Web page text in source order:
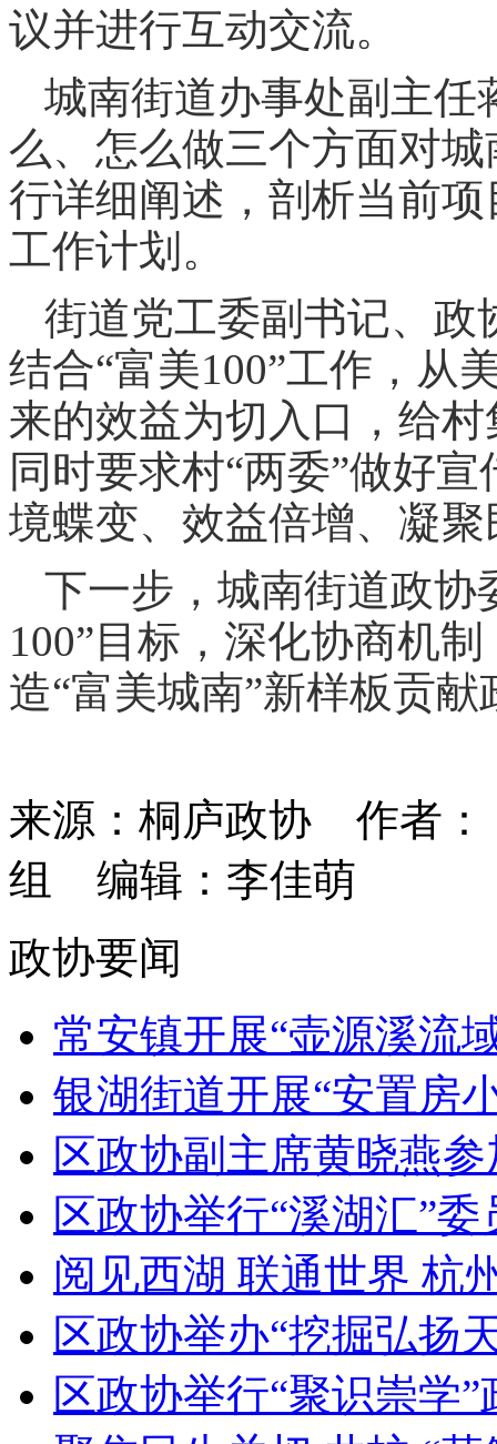
议并进行互动交流。
城南街道办事处副主任
么、怎么做三个方面对
行详细阐述，剖析当前
工作计划。
街道党工委副书记、政
结合“富美100”工作，从
来的效益为切入口，给
同时要求村“两委”做好
境蝶变、效益倍增、凝
下一步，城南街道政协
100”目标，深化协商机
造“富美城南”新样板贡
来源：桐庐政协 作者
组 编辑：李佳萌
政协要闻
常安镇开展“壶源溪流
银湖街道开展“安置房
区政协副主席黄晓燕
区政协举行“溪湖汇”
阅见西湖 联通世界 杭
区政协举办“挖掘弘扬
区政协举行“聚识崇学